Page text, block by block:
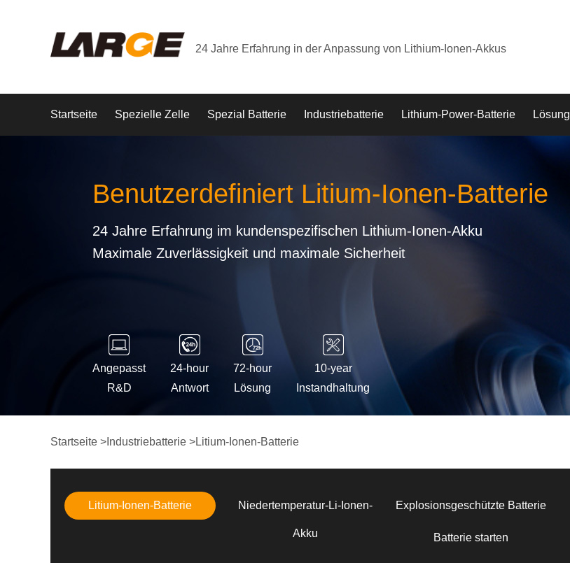
24 Jahre Erfahrung in der Anpassung von Lithium-Ionen-Akkus
Startseite Spezielle Zelle Spezial Batterie Industriebatterie Lithium-Power-Batterie Lösung
Benutzerdefiniert Litium-Ionen-Batterie
24 Jahre Erfahrung im kundenspezifischen Lithium-Ionen-Akku
Maximale Zuverlässigkeit und maximale Sicherheit
Angepasst
R&D
24-hour
Antwort
72-hour
Lösung
10-year
Instandhaltung
Startseite > Industriebatterie >Litium-Ionen-Batterie
Litium-Ionen-Batterie Niedertemperatur-Li-Ionen-
Akku
Explosionsgeschützte Batterie
Batterie starten